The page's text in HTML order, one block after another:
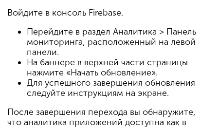
Войдите в консоль Firebase.
Перейдите в раздел Аналитика > Панель
мониторинга, расположенный на левой
панели.
На баннере в верхней части страницы
нажмите «Начать обновление».
Для успешного завершения обновления
следуйте инструкциям на экране.
После завершения перехода вы обнаружите,
что аналитика приложений доступна как в